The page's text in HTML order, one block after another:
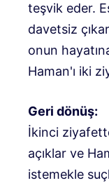
teşvik eder.
davetsiz
onun
Haman'ı iki
Geri dönüş:
İkinci
açıklar ve
istemekle